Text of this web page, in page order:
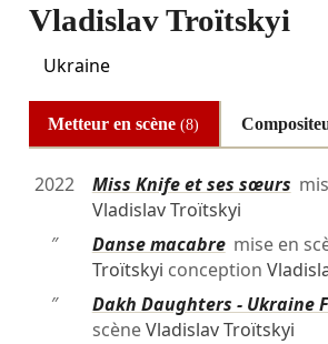
Vladislav Troïtskyi
Ukraine
Metteur en scène(8)
2022 Miss Knife et ses sœurs
Vladislav Troïtskyi
″
Danse macabremise en
Troïtskyi conception
″
Dakh Daughters - Ukraine
scèneVladislav Troïtskyi